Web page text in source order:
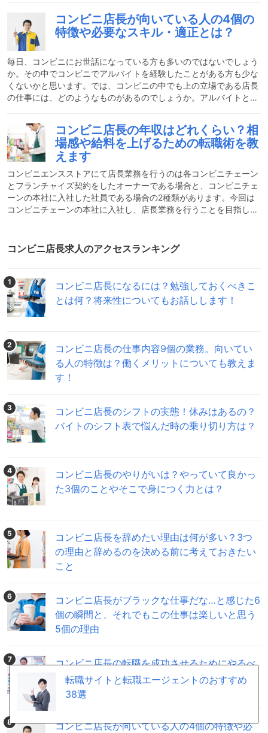
コンビニ店長求人のアクセスランキング
1
コンビニ店長になるには？勉強しておくべきこ
とは何？将来性についてもお話しします！
2
コンビニ店長の仕事内容9個の業務。向いてい
る人の特徴は？働くメリットについても教えま
す！
3
コンビニ店長のシフトの実態！休みはあるの？
バイトのシフト表で悩んだ時の乗り切り方は？
4
コンビニ店長のやりがいは？やっていて良かっ
た3個のことやそこで身につく力とは？
5
コンビニ店長を辞めたい理由は何が多い？3つ
の理由と辞めるのを決める前に考えておきたい
こと
6
コンビニ店長がブラックな仕事だな…と感じた6
個の瞬間と、それでもこの仕事は楽しいと思う
5個の理由
7
コンビニ店長の転職を成功させるためにやるべ
き３個のことと、上手な転職方法を解説します
8 コンビニ店長が向いている人の4個の特徴や必
しますので必見ですよ！コンビ二店長のシフトの実態4つの事実と
は？コンビニは24時間365日営業しています。そのため、当たり前
ですが常に誰かしらが働いています。コンビニの店長は「今日はア
ルバイトが足りないからお店を閉めよう」ということもできませ
ん。「常に誰かがお店のシフトに入っている」状態を保たなく
コンビニ店長が向いている人の4個の
特徴や必要なスキル・適正とは？
毎日、コンビニにお世話になっている方も多いのではないでしょう
か。その中でコンビニでアルバイトを経験したことがある方も少な
くないかと思います。では、コンビニの中でも上の立場である店長
の仕事には、どのようなものがあるのでしょうか。アルバイトと異
店長になることができるのでしょうか。コンビニの店長の仕事内容
や向いている人の特徴についてご紹介します。コンビ二の店長の仕
事とはどんな仕事？コンビニの店長の仕事は、コンビニの運営全て
と言って良いでしょう。スタッフの採用・管理からシフト作成・給
与の支払いや、商品の発注・廃棄・肉まんなどの仕込み数の決定、
コンビニ店長の年収はどれくらい？相
場感や給料を上げるための転職術を教
えます
コンビニエンスストアにて店長業務を行うのは各コンビニチェーン
とフランチャイズ契約をしたオーナーである場合と、コンビニチェ
ーンの本社に入社した社員である場合の2種類があります。今回は
コンビニチェーンの本社に入社し、店長業務を行うことを目指した
のでしょうか。相場感や給料の上げ方について見ていきます。コン
ビ二店長の給料の相場はどのくらい？それでは、コンビニチェーン
どのくらいなのか、正社員で新卒入社した場合と、正社員で転職し
転職サイトと転職エージェントのおすすめ
38選